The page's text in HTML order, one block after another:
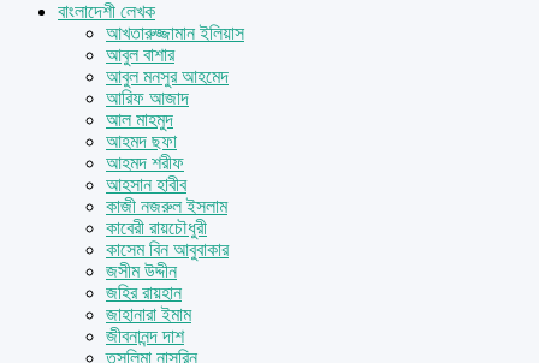
বাংলাদেশী লেখক
আখতারুজ্জামান ইলিয়াস
আবুল বাশার
আবুল মনসুর আহমেদ
আরিফ আজাদ
আল মাহমুদ
আহমদ ছফা
আহমদ শরীফ
আহসান হাবীব
কাজী নজরুল ইসলাম
কাবেরী রায়চৌধুরী
কাসেম বিন আবুবাকার
জসীম উদ্দীন
জহির রায়হান
জাহানারা ইমাম
জীবনানন্দ দাশ
তসলিমা নাসরিন